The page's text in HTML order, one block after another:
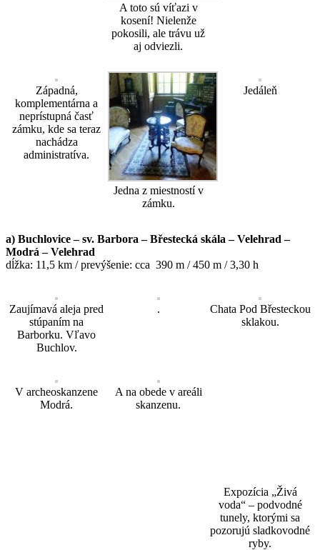
A toto sú víťazi v
kosení! Nielenže
pokosili, ale trávu už
aj odviezli.
Západná,
komplementárna a
neprístupná časť
zámku, kde sa teraz
nachádza
administratíva.
Jedna z miestností v
zámku.
Jedáleň
a) Buchlovice – sv. Barbora – Břestecká skála – Velehrad –
Modrá – Velehrad
dĺžka: 11,5 km / prevýšenie: cca 390 m / 450 m / 3,30 h
Zaujímavá aleja pred
stúpaním na
Barborku. Vľavo
Buchlov.
.
Chata Pod Břesteckou
sklakou.
V archeoskanzene
Modrá.
A na obede v areáli
skanzenu.
Expozícia „Živá
voda“ – podvodné
tunely, ktorými sa
pozorujú sladkovodné
ryby.